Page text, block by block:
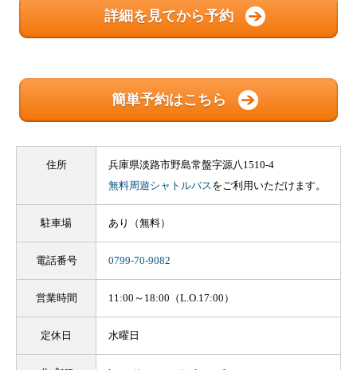
詳細を見てから予約
簡単予約はこちら
住所
兵庫県淡路市野島常盤字源八1510-4
無料周遊シャトルバス をご利用いただけます。
駐車場 あり（無料）
電話番号 0799-70-9082
営業時間 11:00～18:00（L.O.17:00）
定休日 水曜日